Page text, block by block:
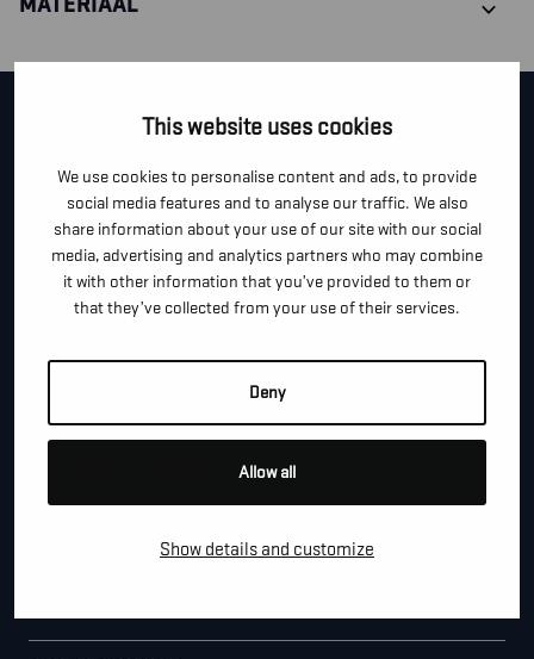
This website uses cookies
We use cookies to personalise content and ads, to provide
social media features and to analyse our traffic. We also
share information about your use of our site with our social
media, advertising and analytics partners who may combine
it with other information that you’ve provided to them or
that they’ve collected from your use of their services.
Deny
Allow all
Show details and customize
CONTACTEER ONS!
Je kan dit formulier gebruiken om meer informatie te
vragen, een afspraak te maken of gewoon om even
hallo te zeggen.
" geeft vereiste velden aan
VOOR- EN ACHTERNAAM *